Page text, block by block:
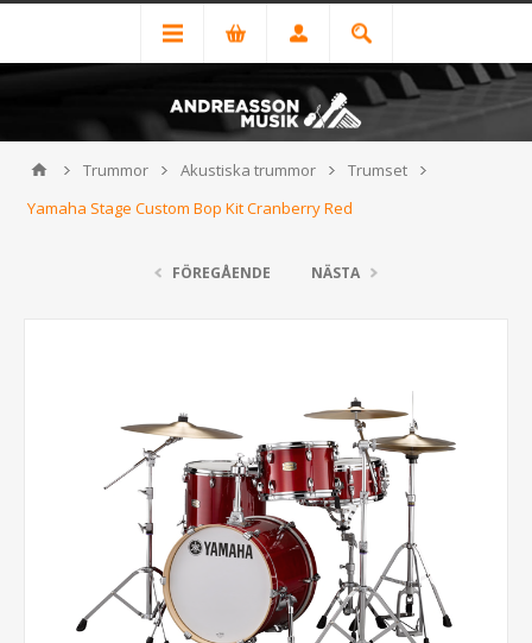
Trummor Akustiska trummor
Trumset
Yamaha Stage Custom Bop Kit Cranberry Red
FÖREGÅENDE NÄSTA